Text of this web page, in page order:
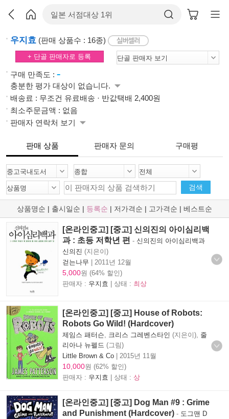
우지효 (판매 상품수 : 16종)
+ 단골 판매자로 등록
구매 만족도 : -
충분한 평가 대상이 없습니다.
배송료 : 무조건 유료배송 · 반값택배 2,400원
최소주문금액 : 없음
판매자 연락처 보기
판매 상품 판매자 문의 구매평
검색
상품명순 | 출시일순 | 등록순 | 저가격순 | 고가격순 | 베스트순
[온라인중고] [중고] 신의진의 아이심리백
과 : 초등 저학년 편 - 신의진의 아이심리백과
신의진 (지은이)
걷는나무 | 2011년 12월
5,000원 (64% 할인)
판매자 : 우지효 | 상태 : 최상
[온라인중고] [중고] House of Robots:
Robots Go Wild! (Hardcover)
제임스 패터슨 크리스 그레벤스타인 (지은이), 줄
리아나 뉴펠드 (그림)
Little Brown & Co | 2015년 11월
10,000원 (62% 할인)
판매자 : 우지효 | 상태 : 상
[온라인중고] [중고] Dog Man #9 : Grime
and Punishment (Hardcover) - 도그맨 D